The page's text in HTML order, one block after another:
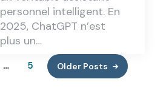
personnel intelligent. En
2025, ChatGPT n’est
plus un…
… 5 Older Posts